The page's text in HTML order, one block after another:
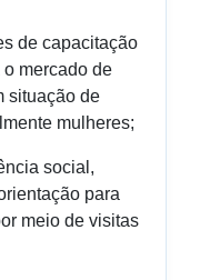
de capacitação
mercado de
situação de
mulheres;
social,
para
meio de visitas